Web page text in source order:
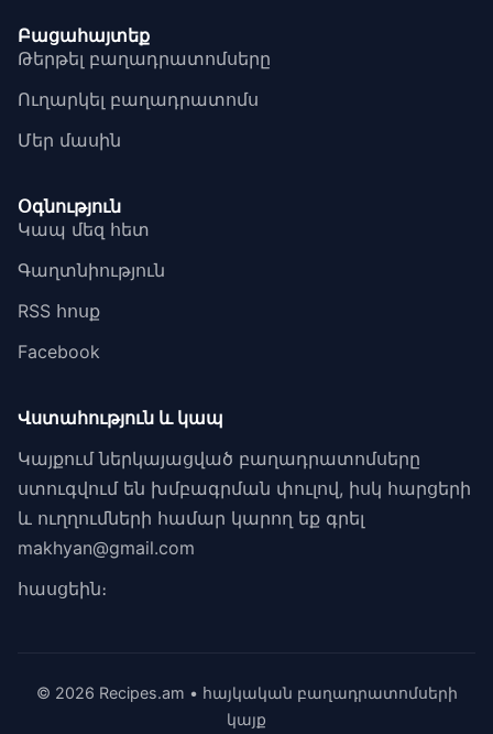
Բացահայտեք
Թերթել բաղադրատոմսերը
Ուղարկել բաղադրատոմս
Մեր մասին
Օգնություն
Կապ մեզ հետ
Գաղտնիություն
RSS հոսք
Facebook
Վստահություն և կապ
Կայքում ներկայացված բաղադրատոմսերը
ստուգվում են խմբագրման փուլով, իսկ հարցերի
և ուղղումների համար կարող եք գրել
makhyan@gmail.com
հասցեին։
© 2026 Recipes.am • հայկական բաղադրատոմսերի
կայք